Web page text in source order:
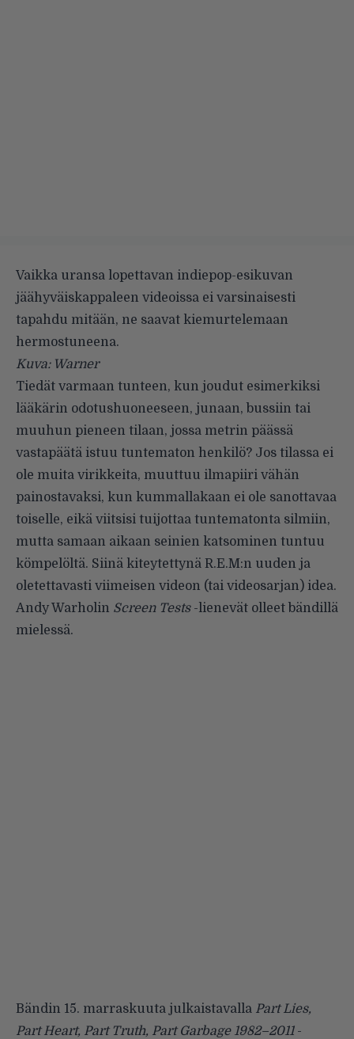
Vaikka uransa lopettavan indiepop-esikuvan
jäähyväiskappaleen videoissa ei varsinaisesti
tapahdu mitään, ne saavat kiemurtelemaan
hermostuneena.
Kuva: Warner
Tiedät varmaan tunteen, kun joudut esimerkiksi
lääkärin odotushuoneeseen, junaan, bussiin tai
muuhun pieneen tilaan, jossa metrin päässä
vastapäätä istuu tuntematon henkilö? Jos tilassa ei
ole muita virikkeita, muuttuu ilmapiiri vähän
painostavaksi, kun kummallakaan ei ole sanottavaa
toiselle, eikä viitsisi tuijottaa tuntematonta silmiin,
mutta samaan aikaan seinien katsominen tuntuu
kömpelöltä. Siinä kiteytettynä R.E.M:n uuden ja
oletettavasti viimeisen videon (tai videosarjan) idea.
Andy Warholin Screen Tests-lienevät olleet bändillä
mielessä.
Bändin 15. marraskuuta julkaistavalla Part Lies,
Part Heart, Part Truth, Part Garbage 1982–2011-